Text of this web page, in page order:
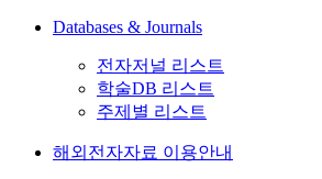
Databases & Journals
전자저널 리스트
학술DB 리스트
주제별 리스트
해외전자자료 이용안내